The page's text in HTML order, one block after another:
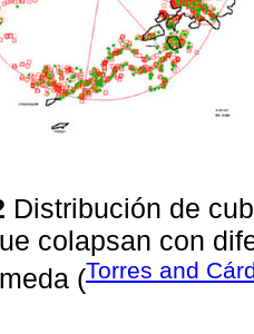
Distribución de
colapsan con
(Torres and